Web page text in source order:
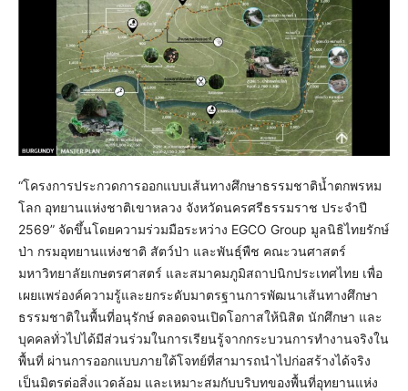
“โครงการประกวดการออกแบบเส้นทางศึกษาธรรมชาติน้ำตกพรหม
โลก อุทยานแห่งชาติเขาหลวง จังหวัดนครศรีธรรมราช ประจำปี
2569” จัดขึ้นโดยความร่วมมือระหว่าง EGCO Group มูลนิธิไทยรักษ์
ป่า กรมอุทยานแห่งชาติ สัตว์ป่า และพันธุ์พืช คณะวนศาสตร์
มหาวิทยาลัยเกษตรศาสตร์ และสมาคมภูมิสถาปนิกประเทศไทย เพื่อ
เผยแพร่องค์ความรู้และยกระดับมาตรฐานการพัฒนาเส้นทางศึกษา
ธรรมชาติในพื้นที่อนุรักษ์ ตลอดจนเปิดโอกาสให้นิสิต นักศึกษา และ
บุคคลทั่วไปได้มีส่วนร่วมในการเรียนรู้จากกระบวนการทำงานจริงใน
พื้นที่ ผ่านการออกแบบภายใต้โจทย์ที่สามารถนำไปก่อสร้างได้จริง
เป็นมิตรต่อสิ่งแวดล้อม และเหมาะสมกับบริบทของพื้นที่อุทยานแห่ง